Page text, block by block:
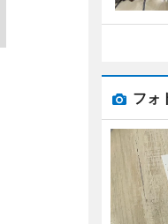
フォ